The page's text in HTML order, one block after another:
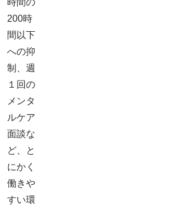
200時
間以下
への抑
制、週
１回の
メンタ
ルケア
面談な
ど、と
にかく
働きや
すい環